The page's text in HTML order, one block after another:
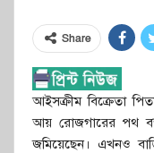
Share
আইসক্রীম বিক্রেতা
আয় রোজগারের পথ
জমিয়েছেন। এখনও